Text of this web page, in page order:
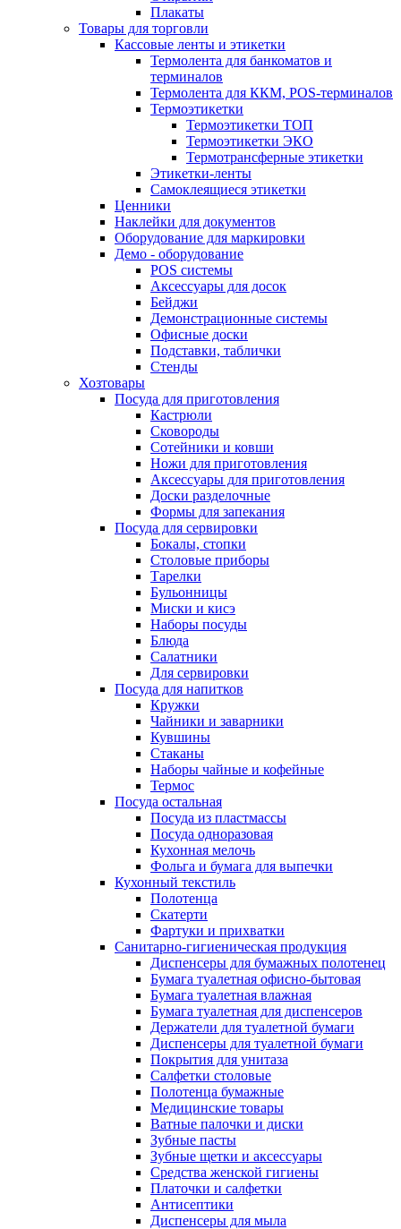
Плакаты
Товары для торговли
Кассовые ленты и этикетки
Термолента для банкоматов и
терминалов
Термолента для ККМ, POS-терминалов
Термоэтикетки
Термоэтикетки ТОП
Термоэтикетки ЭКО
Термотрансферные этикетки
Этикетки-ленты
Самоклеящиеся этикетки
Ценники
Наклейки для документов
Оборудование для маркировки
Демо - оборудование
POS системы
Аксессуары для досок
Бейджи
Демонстрационные системы
Офисные доски
Подставки, таблички
Стенды
Хозтовары
Посуда для приготовления
Кастрюли
Сковороды
Сотейники и ковши
Ножи для приготовления
Аксессуары для приготовления
Доски разделочные
Формы для запекания
Посуда для сервировки
Бокалы, стопки
Столовые приборы
Тарелки
Бульонницы
Миски и кисэ
Наборы посуды
Блюда
Салатники
Для сервировки
Посуда для напитков
Кружки
Чайники и заварники
Кувшины
Стаканы
Наборы чайные и кофейные
Термос
Посуда остальная
Посуда из пластмассы
Посуда одноразовая
Кухонная мелочь
Фольга и бумага для выпечки
Кухонный текстиль
Полотенца
Скатерти
Фартуки и прихватки
Санитарно-гигиеническая продукция
Диспенсеры для бумажных полотенец
Бумага туалетная офисно-бытовая
Бумага туалетная влажная
Бумага туалетная для диспенсеров
Держатели для туалетной бумаги
Диспенсеры для туалетной бумаги
Покрытия для унитаза
Салфетки столовые
Полотенца бумажные
Медицинские товары
Ватные палочки и диски
Зубные пасты
Зубные щетки и аксессуары
Средства женской гигиены
Платочки и салфетки
Антисептики
Диспенсеры для мыла